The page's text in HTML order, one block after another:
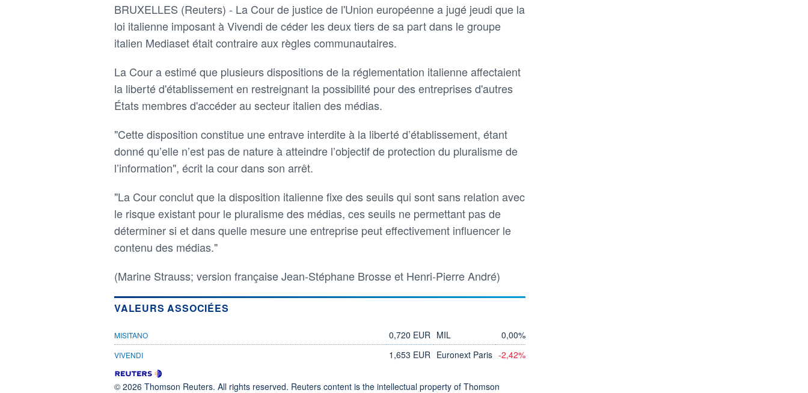
BRUXELLES (Reuters) - La Cour de justice de l'Union européenne a jugé jeudi que la
loi italienne imposant à Vivendi de céder les deux tiers de sa part dans le groupe
italien Mediaset était contraire aux règles communautaires.
La Cour a estimé que plusieurs dispositions de la réglementation italienne affectaient
la liberté d'établissement en restreignant la possibilité pour des entreprises d'autres
États membres d'accéder au secteur italien des médias.
"Cette disposition constitue une entrave interdite à la liberté d’établissement, étant
donné qu’elle n’est pas de nature à atteindre l’objectif de protection du pluralisme de
l’information", écrit la cour dans son arrêt.
"La Cour conclut que la disposition italienne fixe des seuils qui sont sans relation avec
le risque existant pour le pluralisme des médias, ces seuils ne permettant pas de
déterminer si et dans quelle mesure une entreprise peut effectivement influencer le
contenu des médias."
(Marine Strauss; version française Jean-Stéphane Brosse et Henri-Pierre André)
VALEURS ASSOCIÉES
MISITANO 0,720 EUR MIL 0,00%
VIVENDI 1,653 EUR Euronext Paris -2,42%
© 2026 Thomson Reuters. All rights reserved. Reuters content is the intellectual property of Thomson